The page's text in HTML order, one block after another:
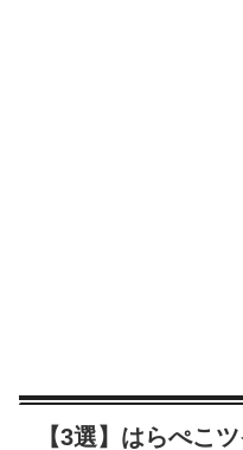
【3選】はらぺこ